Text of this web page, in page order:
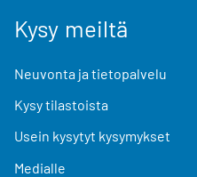
Kysy meiltä
Neuvonta ja tietopalvelu
Kysy tilastoista
Usein kysytyt kysymykset
Medialle